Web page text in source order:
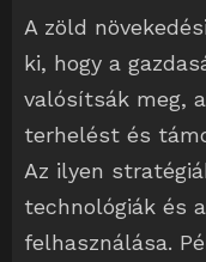
A zöld
ki, hogy a
valósítsák meg,
terhelést és
Az ilyen
technológiák és
felhasználása.